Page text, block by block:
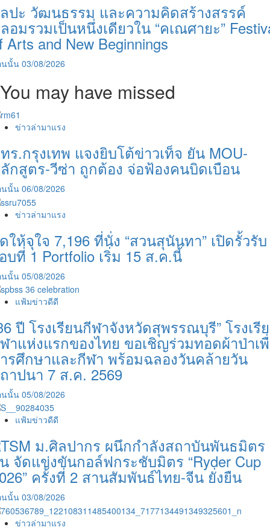
ปะ วัฒนธรรม และความคิดสร้างสรรค์
อมรวมเป็นหนึ่งเดียวใน “คเณศายะ”
Arts and New Beginnings
นนั้น 03/08/2026
You may have missed
ข่าวล่ามาแรง
ร.กรุงเทพ แจงยิบโต้ข่าวเท็จ ยัน MOU-
กสูตร-วีซ่า ถูกต้อง จ่อฟ้องคนบิดเบือน
นนั้น 06/08/2026
ข่าวล่ามาแรง
ให้จุใจ 7,196 ที่นั่ง “สวนสุนันทา” เปิดรั้วรับ
บที่ 1 Portfolio เริ่ม 15 ส.ค.นี้
นนั้น 05/08/2026
แฟ้มข่าวดีดี
ปี โรงเรียนกีฬาจังหวัดสุพรรณบุรี” โรงเรี
าแห่งแรกของไทย ขอเชิญร่วมทอดผ้าป่าเ
รศึกษาและกีฬา พร้อมฉลองวันคล้ายวัน
าปนา 7 ส.ค. 2569
นนั้น 05/08/2026
แฟ้มข่าวดีดี
ม.ศิลปากร ผนึกกำลังสถาบันพันธมิตร
จัดแข่งขันกอล์ฟกระชับมิตร “Ryder Cup
ครั้งที่ 2 สานสัมพันธ์ไทย-จีน ยั่งยืน
นนั้น 03/08/2026
ข่าวล่ามาแรง